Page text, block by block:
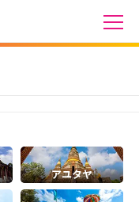
アユタヤ